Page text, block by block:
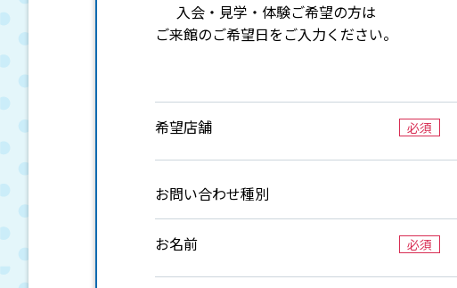
入会・見学・体験ご希望の方は
ご来館のご希望日をご入力ください。
希望店舗 必須
お問い合わせ種別
お名前 必須